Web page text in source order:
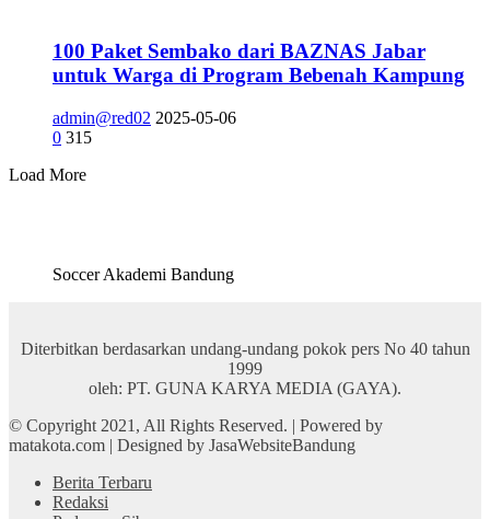
100 Paket Sembako dari BAZNAS Jabar
untuk Warga di Program Bebenah Kampung
admin@red02 2025-05-06
0 315
Load More
Soccer Akademi Bandung
Diterbitkan berdasarkan undang-undang pokok pers No 40 tahun
1999
oleh: PT. GUNA KARYA MEDIA (GAYA).
© Copyright 2021, All Rights Reserved. | Powered by
matakota.com | Designed by JasaWebsiteBandung
Berita Terbaru
Redaksi